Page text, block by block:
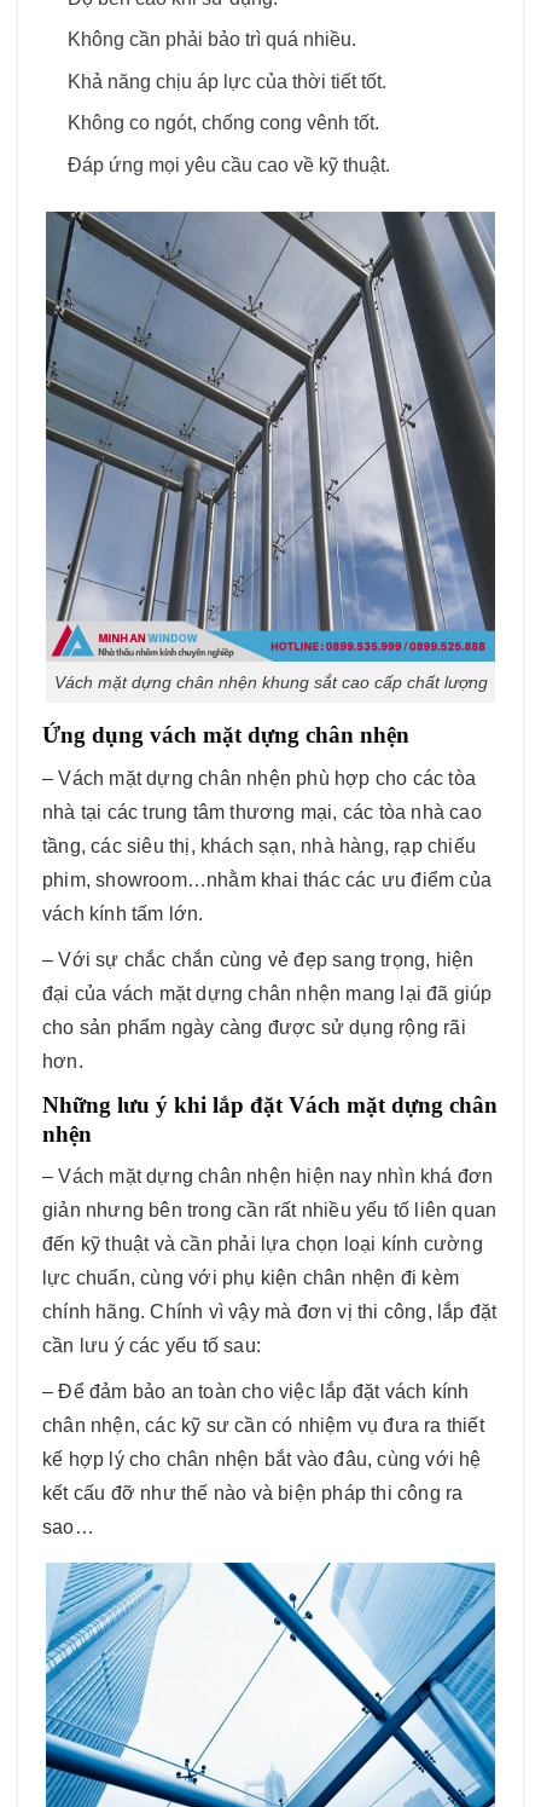
Không cần phải bảo trì quá nhiều.
Khả năng chịu áp lực của thời tiết tốt.
Không co ngót, chống cong vênh tốt.
Đáp ứng mọi yêu cầu cao về kỹ thuật.
Vách mặt dựng chân nhện khung sắt cao cấp chất lượng
Ứng dụng vách mặt dựng chân nhện
– Vách mặt dựng chân nhện phù hợp cho các tòa
nhà tại các trung tâm thương mại, các tòa nhà cao
tầng, các siêu thị, khách sạn, nhà hàng, rạp chiếu
phim, showroom…nhằm khai thác các ưu điểm của
vách kính tấm lớn.
– Với sự chắc chắn cùng vẻ đẹp sang trọng, hiện
đại của vách mặt dựng chân nhện mang lại đã giúp
cho sản phẩm ngày càng được sử dụng rộng rãi
hơn.
Những lưu ý khi lắp đặt Vách mặt dựng chân
nhện
– Vách mặt dựng chân nhện hiện nay nhìn khá đơn
giản nhưng bên trong cần rất nhiều yếu tố liên quan
đến kỹ thuật và cần phải lựa chọn loại kính cường
lực chuẩn, cùng với phụ kiện chân nhện đi kèm
chính hãng. Chính vì vậy mà đơn vị thi công, lắp đặt
cần lưu ý các yếu tố sau:
– Để đảm bảo an toàn cho việc lắp đặt vách kính
chân nhện, các kỹ sư cần có nhiệm vụ đưa ra thiết
kế hợp lý cho chân nhện bắt vào đâu, cùng với hệ
kết cấu đỡ như thế nào và biện pháp thi công ra
sao…